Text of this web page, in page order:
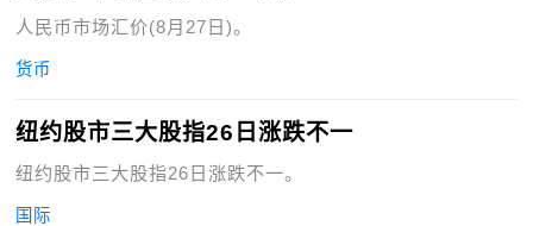
人民币市场汇价(8月27日)。
货币
纽约股市三大股指26日涨跌不一
纽约股市三大股指26日涨跌不一。
国际